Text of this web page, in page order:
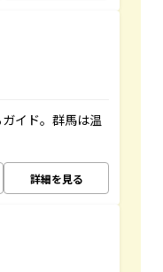
イド。群馬は温
詳細を見る